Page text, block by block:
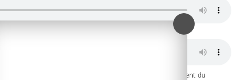
selon Leïla Renon qui nous explique pourquoi :
pour la CARA dans ses missions d’aménagement du